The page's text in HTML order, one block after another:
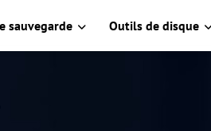
sauvegarde Outils de disque